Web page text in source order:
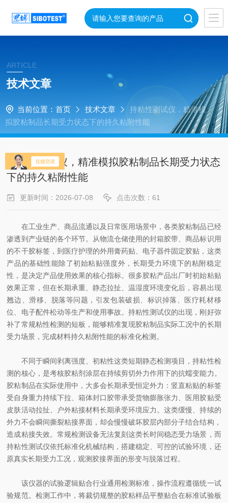
ARTICLE
技术文章
当前位置： 首页 技术文章
持粘性测试仪，精准模
拟胶粘制品长期受力状态下的持久粘附性能
持粘性测试仪，精准模拟胶粘制品长期受力状态
下的持久粘附性能
更新时间：2026-07-08 点击次数：61
在工业生产、商品流通以及日常医用场景中，各类胶粘制品已经
渗透到产业链的各个环节。从物流仓储使用的封箱胶带、商品标识用
的不干胶标签，到医疗护理的外用膏药贴、电子器件固定胶贴，这类
产品的基础性能除了初始粘贴强度外，长期受力环境下的粘附稳定
性，是决定产品使用效果的核心指标。很多胶粘产品出厂时初始粘贴
效果正常，但在长期承重、静态拉扯、温湿度环境变化后，容易出现
翘边、滑移、脱落等问题，引发包装破损、标识掉落、医疗耗材移
位、电子配件松动等生产和使用事故。持粘性测试仪的出现，刚好弥
补了常规粘性检测的短板，能够精准复现胶粘制品实际工况中的长期
受力场景，完成材料持久粘附性能的标准化检测。
不同于瞬间剥离强度、初粘性这类短期静态检测项目，持粘性检
测的核心，是考核胶粘剂涂层在持续剪切外力作用下的抗蠕变能力。
胶粘制品在实际使用中，大多会长期承受恒定外力：竖直粘贴的标签
受自身重力持续下拉、箱体封口胶带承受货物膨胀张力、医用胶贴受
皮肤活动拉扯、户外粘接材料长期承受环境应力。这类缓慢、持续的
外力不会瞬间撕裂粘接界面，却会慢慢破坏胶层内部分子结合结构，
造成粘接失效。常规检测设备无法复刻这类长时间稳态受力场景，而
持粘性测试仪依托标准化机械结构，搭建稳定、可控的试验环境，还
原真实长期受力工况，观测胶接界面的形变与脱落过程。
该仪器的试验逻辑贴合行业通用检测标准，操作流程遵循统一试
验规范。检测工作中，将裁切规整的胶粘样品平整贴合在标准试验板